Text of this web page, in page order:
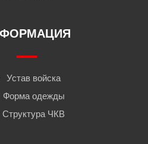
Устав войска
Форма одежды
Структура ЧКВ